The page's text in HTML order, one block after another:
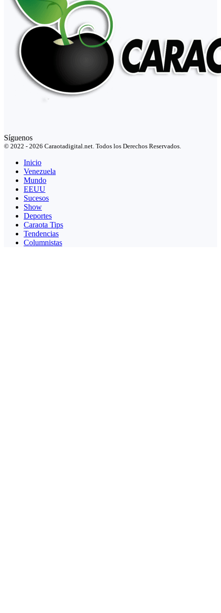
Síguenos
© 2022 - 2026 Caraotadigital.net. Todos los Derechos Reservados.
Inicio
Venezuela
Mundo
EEUU
Sucesos
Show
Deportes
Caraota Tips
Tendencias
Columnistas